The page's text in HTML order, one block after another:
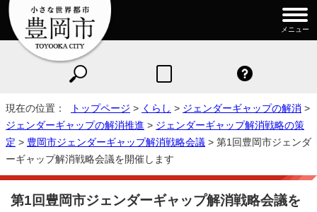
メニュー
現在の位置： トップページ > くらし > ジェンダーギャップの解消 >
ジェンダーギャップの解消推進 > ジェンダーギャップ解消戦略の策
定 > 豊岡市ジェンダーギャップ解消戦略会議 > 第1回豊岡市ジェンダ
ーギャップ解消戦略会議を開催します
第1回豊岡市ジェンダーギャップ解消戦略会議を